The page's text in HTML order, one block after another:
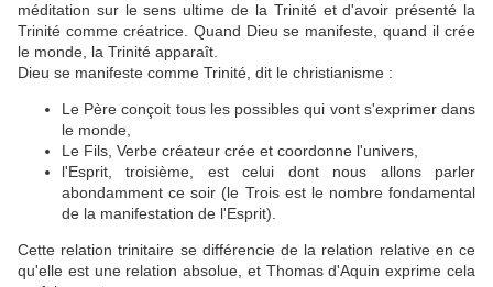
méditation sur le sens ultime de la Trinité et d'avoir présenté la
Trinité comme créatrice. Quand Dieu se manifeste, quand il crée
le monde, la Trinité apparaît.
Dieu se manifeste comme Trinité, dit le christianisme :
Le Père conçoit tous les possibles qui vont s'exprimer dans
le monde,
Le Fils, Verbe créateur crée et coordonne l'univers,
l'Esprit, troisième, est celui dont nous allons parler
abondamment ce soir (le Trois est le nombre fondamental
de la manifestation de l'Esprit).
Cette relation trinitaire se différencie de la relation relative en ce
qu'elle est une relation absolue, et Thomas d'Aquin exprime cela